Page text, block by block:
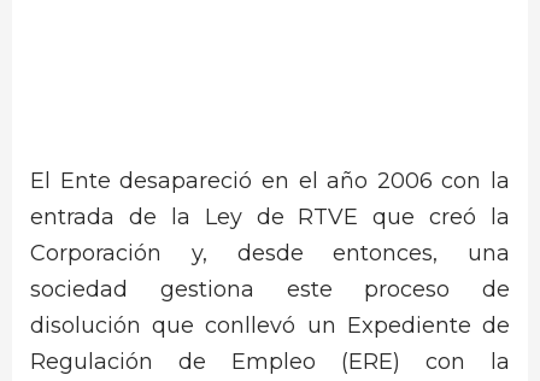
El Ente desapareció en el año 2006 con la
entrada de la Ley de RTVE que creó la
Corporación y, desde entonces, una
sociedad gestiona este proceso de
disolución que conllevó un Expediente de
Regulación de Empleo (ERE) con la